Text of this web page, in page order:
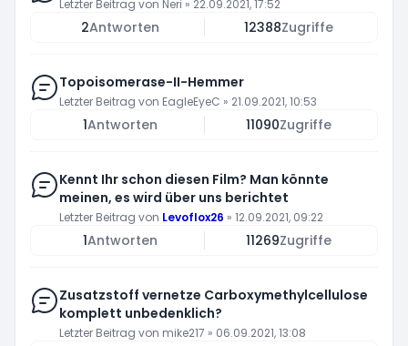
Letzter Beitrag von Neri » 22.09.2021, 17:52
2Antworten 12388Zugriffe
Topoisomerase-II-Hemmer
Letzter Beitrag von EagleEyeC » 21.09.2021, 10:53
1Antworten 11090Zugriffe
Kennt Ihr schon diesen Film? Man könnte
meinen, es wird über uns berichtet
Letzter Beitrag von Levoflox26 » 12.09.2021, 09:22
1Antworten 11269Zugriffe
Zusatzstoff vernetze Carboxymethylcellulose
komplett unbedenklich?
Letzter Beitrag von mike217 » 06.09.2021, 13:08